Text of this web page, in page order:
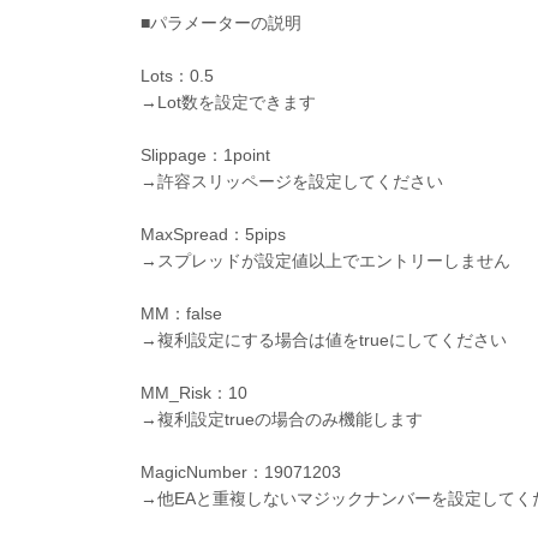
■パラメーターの説明
Lots：0.5
→Lot数を設定できます
Slippage：1point
→許容スリッページを設定してください
MaxSpread：5pips
→スプレッドが設定値以上でエントリーしません
MM：false
→複利設定にする場合は値をtrueにしてください
MM_Risk：10
→複利設定trueの場合のみ機能します
MagicNumber：19071203
→他EAと重複しないマジックナンバーを設定してく